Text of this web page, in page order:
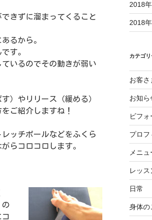
きずに溜まってくること
るから。
す。
いるのでその動きが弱い
）やリリース（緩める）
ご紹介しますね！
ッチポールなどをふくら
らコロコロします。
の
2018
2018
カテゴリ
お客さ
お知ら
ビフ
プロフ
メニュ
レッス
日常
身体の